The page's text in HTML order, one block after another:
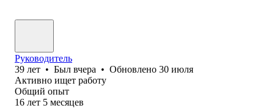
Руководитель
39 лет • Был вчера • Обновлено 30 июля
Активно ищет работу
Общий опыт
16 лет 5 месяцев